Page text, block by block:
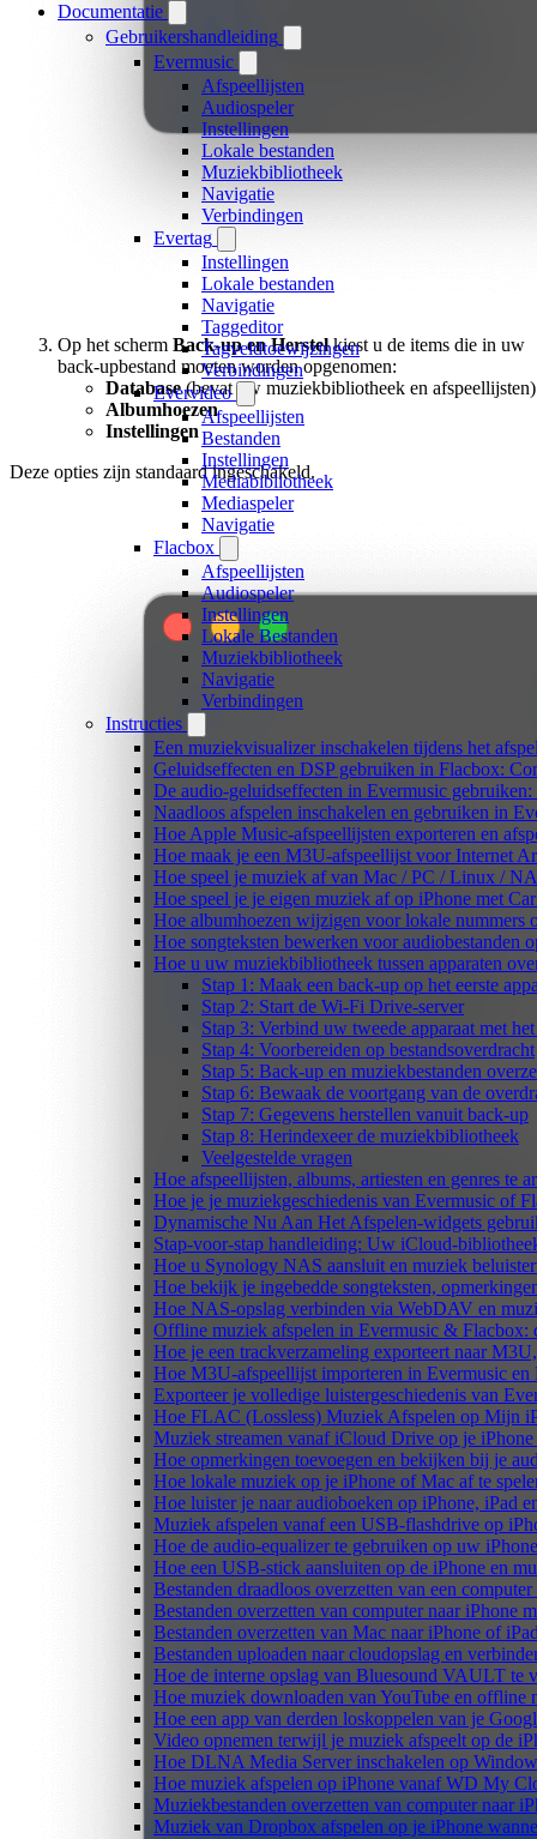
Documentatie
Gebruikershandleiding
Evermusic
Afspeellijsten
Audiospeler
Instellingen
Lokale bestanden
Muziekbibliotheek
Navigatie
Verbindingen
Evertag
Instellingen
Lokale bestanden
Navigatie
Taggeditor
Tagveldtoewijzingen
Verbindingen
Evervideo
Afspeellijsten
Bestanden
Instellingen
Mediabibliotheek
Mediaspeler
Navigatie
Flacbox
Afspeellijsten
Audiospeler
Instellingen
Lokale Bestanden
Muziekbibliotheek
Navigatie
Verbindingen
Instructies
Een muziekvisualizer inschakelen tijdens het
Geluidseffecten en DSP gebruiken in Flacbox:
De audio-geluidseffecten in Evermusic
Naadloos afspelen inschakelen en gebruiken in
Hoe Apple Music-afspeellijsten exporteren en
Hoe maak je een M3U-afspeellijst voor Internet
Hoe speel je muziek af van Mac / PC / Linux /
Hoe speel je je eigen muziek af op iPhone met
Hoe albumhoezen wijzigen voor lokale nummers
Hoe songteksten bewerken voor audiobestanden
Hoe u uw muziekbibliotheek tussen apparaten
Stap 1: Maak een back-up op het eerste
Stap 2: Start de Wi-Fi Drive-server
Stap 3: Verbind uw tweede apparaat met het
Stap 4: Voorbereiden op bestandsoverdracht
Stap 5: Back-up en muziekbestanden
Stap 6: Bewaak de voortgang van de
Stap 7: Gegevens herstellen vanuit back-up
Stap 8: Herindexeer de muziekbibliotheek
Veelgestelde vragen
Hoe afspeellijsten, albums, artiesten en genres te
Hoe je je muziekgeschiedenis van Evermusic of
Dynamische Nu Aan Het Afspelen-widgets
Stap-voor-stap handleiding: Uw iCloud-
Hoe u Synology NAS aansluit en muziek
Hoe bekijk je ingebedde songteksten,
Hoe NAS-opslag verbinden via WebDAV en
Offline muziek afspelen in Evermusic & Flacbox:
Hoe je een trackverzameling exporteert naar
Hoe M3U-afspeellijst importeren in Evermusic en
Exporteer je volledige luistergeschiedenis van
Hoe FLAC (Lossless) Muziek Afspelen op Mijn
Muziek streamen vanaf iCloud Drive op je
Hoe opmerkingen toevoegen en bekijken bij je
Hoe lokale muziek op je iPhone of Mac af te
Hoe luister je naar audioboeken op iPhone, iPad
Muziek afspelen vanaf een USB-flashdrive op
Hoe de audio-equalizer te gebruiken op uw
Hoe een USB-stick aansluiten op de iPhone en
Bestanden draadloos overzetten van een
Bestanden overzetten van computer naar iPhone
Bestanden overzetten van Mac naar iPhone of
Bestanden uploaden naar cloudopslag en
Hoe de interne opslag van Bluesound VAULT te
Hoe muziek downloaden van YouTube en offline
Hoe een app van derden loskoppelen van je
Video opnemen terwijl je muziek afspeelt op de
Hoe DLNA Media Server inschakelen op
Hoe muziek afspelen op iPhone vanaf WD My
Muziekbestanden overzetten van computer naar
Muziek van Dropbox afspelen op je iPhone
Op het scherm Back-up en Herstelkiest u de items die in uw
back-upbestand moeten worden opgenomen:
Database(bevat uw muziekbibliotheek en afspeellijsten)
Albumhoezen
Instellingen
Deze opties zijn standaard ingeschakeld.